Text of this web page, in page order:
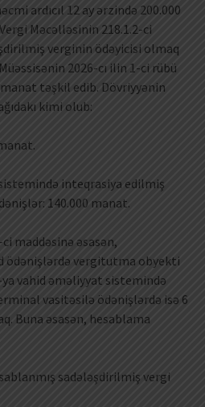
ardıcıl 12 ay ərzində 200.000
Məcəlləsinin 218.1.2-ci
verginin ödəyicisi olmaq
2026-cı ilin 1-ci rübü
təşkil edib. Dövriyyənin
kimi olub:
inteqrasiya edilmiş
140.000 manat.
maddəsinə əsasən,
ödənişlərdə vergitutma obyekti
vahid əməliyyat sistemində
vasitəsilə ödənişlərdə isə 6
Buna əsasən, hesablama
sadələşdirilmiş vergi